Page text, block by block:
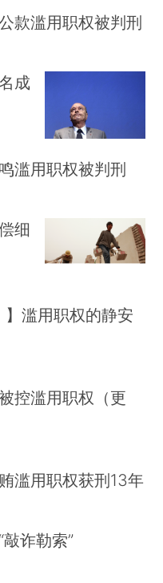
款滥用职权被判刑
成
滥用职权被判刑
细
】滥用职权的静安
控滥用职权（更
滥用职权获刑13年
诈勒索”